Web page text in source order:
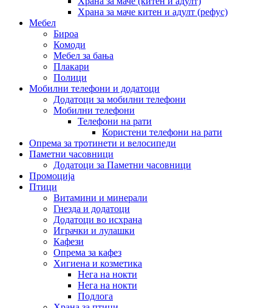
Храна за маче китен и адулт (рефус)
Мебел
Бироа
Комоди
Мебел за бања
Плакари
Полици
Мобилни телефони и додатоци
Додатоци за мобилни телефони
Мобилни телефони
Телефони на рати
Користени телефони на рати
Опрема за тротинети и велосипеди
Паметни часовници
Додатоци за Паметни часовници
Промоција
Птици
Витамини и минерали
Гнезда и додатоци
Додатоци во исхрана
Играчки и лулашки
Кафези
Опрема за кафез
Хигиена и козметика
Нега на нокти
Нега на нокти
Подлога